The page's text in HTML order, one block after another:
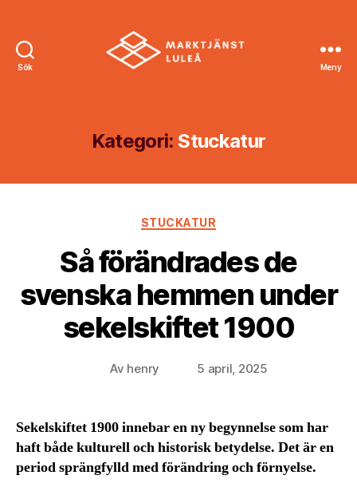
Sök Meny
Kategori: Stuckatur
Kategorier
STUCKATUR
Så förändrades de
svenska hemmen under
sekelskiftet 1900
Inläggsförfattare
Av henry Inläggsdatum
5 april, 2025
Sekelskiftet 1900 innebar en ny begynnelse som har
haft både kulturell och historisk betydelse. Det är en
period sprängfylld med förändring och förnyelse.